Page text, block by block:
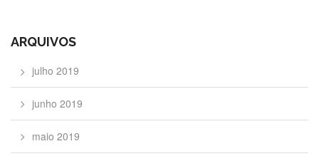
ARQUIVOS
julho 2019
junho 2019
maio 2019